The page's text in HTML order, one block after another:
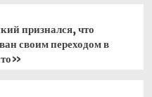
признался, что
своим переходом в